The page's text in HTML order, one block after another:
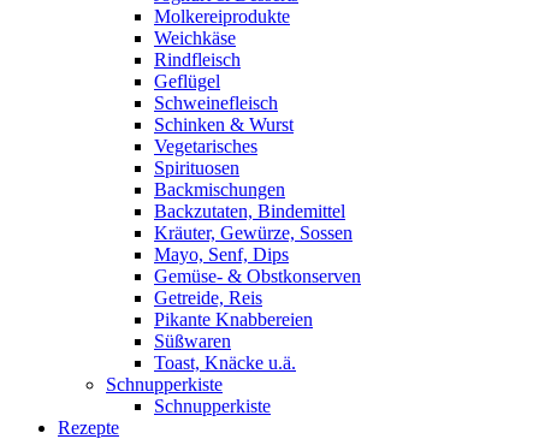
Molkereiprodukte
Weichkäse
Rindfleisch
Geflügel
Schweinefleisch
Schinken & Wurst
Vegetarisches
Spirituosen
Backmischungen
Backzutaten, Bindemittel
Kräuter, Gewürze, Sossen
Mayo, Senf, Dips
Gemüse- & Obstkonserven
Getreide, Reis
Pikante Knabbereien
Süßwaren
Toast, Knäcke u.ä.
Schnupperkiste
Schnupperkiste
Rezepte